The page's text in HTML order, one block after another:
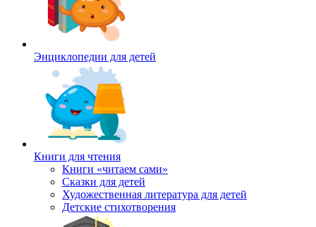
Энциклопедии для детей
Книги для чтения
Книги «читаем сами»
Сказки для детей
Художественная литература для детей
Детские стихотворения